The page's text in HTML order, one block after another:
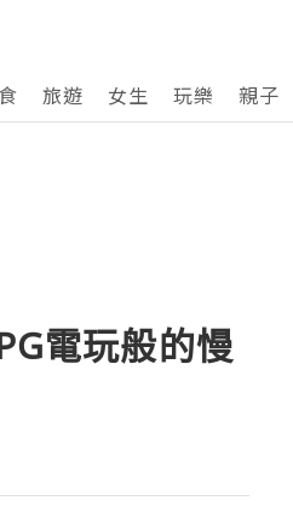
旅遊 女生 玩樂 親子
電玩般的慢